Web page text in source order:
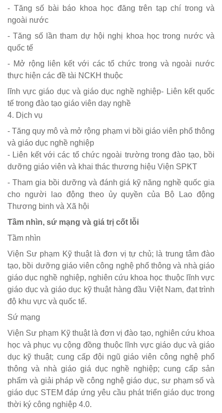
- Tăng số bài báo khoa học đăng trên tạp chí trong và
ngoài nước
- Tăng số lần tham dự hội nghị khoa học trong nước và
quốc tế
- Mở rộng liên kết với các tổ chức trong và ngoài nước
thực hiện các đề tài NCKH thuộc
lĩnh vực giáo dục và giáo dục nghề nghiệp- Liên kết quốc
tế trong đào tạo giáo viên dạy nghề
4. Dịch vụ
- Tăng quy mô và mở rộng phạm vi bồi giáo viên phổ thông
và giáo dục nghề nghiệp
- Liên kết với các tổ chức ngoài trường trong đào tạo, bồi
dưỡng giáo viên và khai thác thương hiệu Viện SPKT
- Tham gia bồi dưỡng và đánh giá kỹ năng nghề quốc gia
cho người lao động theo ủy quyền của Bộ Lao động
Thương binh và Xã hội
Tầm nhìn, sứ mạng và giá trị cốt lỗi
Tầm nhìn
Viện Sư phạm Kỹ thuật là đơn vị tự chủ; là trung tâm đào
tạo, bồi dưỡng giáo viên công nghệ phổ thông và nhà giáo
giáo dục nghề nghiệp, nghiên cứu khoa học thuộc lĩnh vực
giáo dục và giáo dục kỹ thuật hàng đầu Việt Nam, đạt trình
độ khu vực và quốc tế.
Sứ mạng
Viện Sư phạm Kỹ thuật là đơn vị đào tạo, nghiên cứu khoa
học và phục vụ cộng đồng thuộc lĩnh vực giáo dục và giáo
dục kỹ thuật; cung cấp đội ngũ giáo viên công nghệ phổ
thông và nhà giáo giá dục nghề nghiệp; cung cấp sản
phẩm và giải pháp về công nghệ giáo dục, sư phạm số và
giáo dục STEM đáp ứng yêu cầu phát triển giáo dục trong
thời ký công nghiệp 4.0.